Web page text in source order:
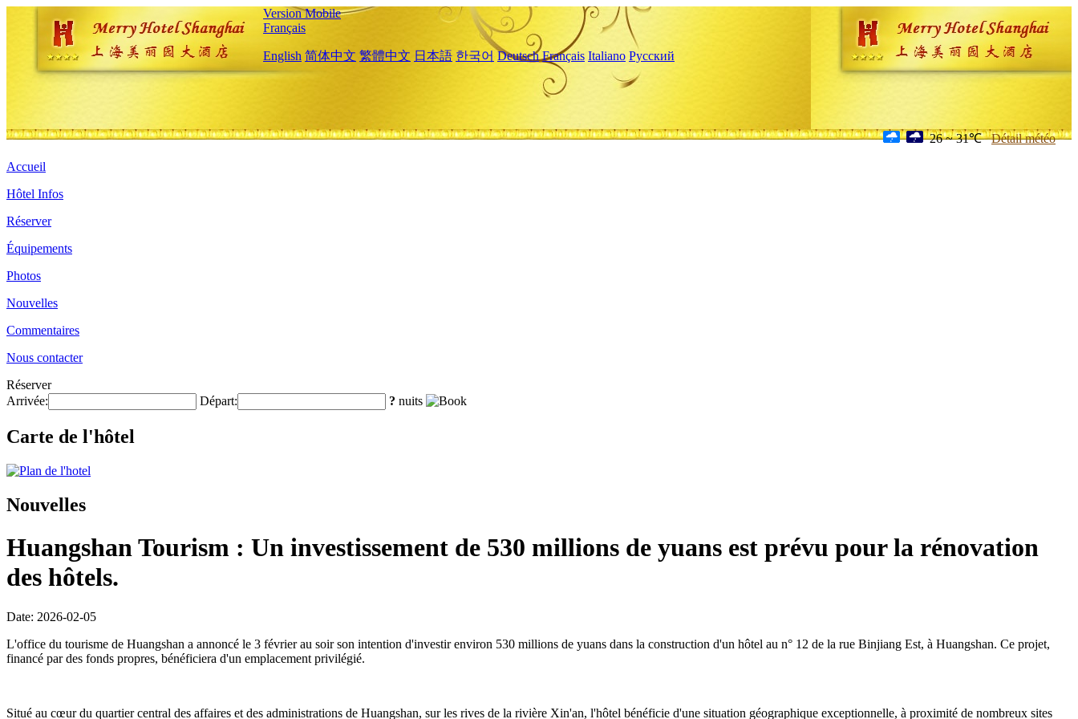
Version Mobile
Français
English 简体中文 繁體中文 日本語 한국어 Deutsch Français Italiano Русский
26 ~ 31℃ Détail météo
Accueil
Hôtel Infos
Réserver
Équipements
Photos
Nouvelles
Commentaires
Nous contacter
Réserver
Arrivée:
Départ: ? nuits
Carte de l'hôtel
Nouvelles
Huangshan Tourism : Un investissement de 530 millions de yuans est prévu pour la rénovation
des hôtels.
Date: 2026-02-05
L'office du tourisme de Huangshan a annoncé le 3 février au soir son intention d'investir environ 530 millions de yuans dans la construction d'un hôtel au n° 12 de la rue Binjiang Est, à Huangshan. Ce projet,
financé par des fonds propres, bénéficiera d'un emplacement privilégié.
Situé au cœur du quartier central des affaires et des administrations de Huangshan, sur les rives de la rivière Xin'an, l'hôtel bénéficie d'une situation géographique exceptionnelle, à proximité de nombreux sites